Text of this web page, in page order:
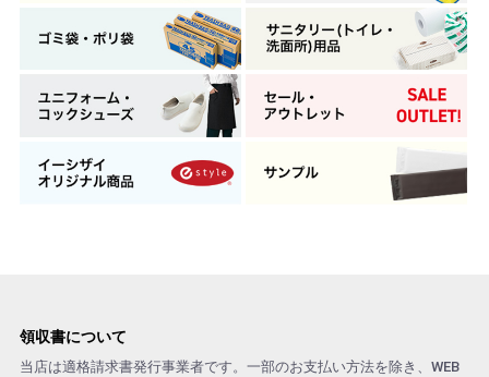
領収書について
当店は適格請求書発行事業者です。一部のお支払い方法を除き、WEB